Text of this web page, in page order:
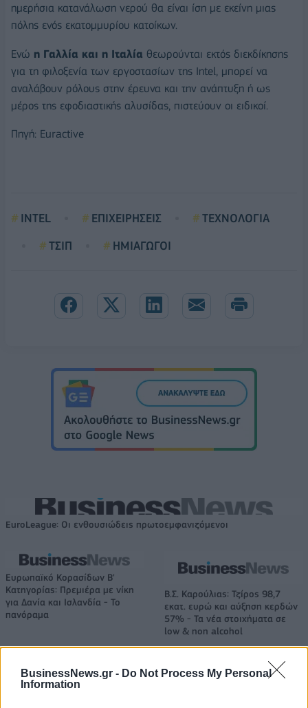
BusinessNews.gr - Do Not Process My Personal
Information
ημερήσια κατανάλωση νερού θα είναι ίση με εκείνη μιας
πόλης ενός εκατομμυρίου κατοίκων.
Ενώ η Γαλλία και η Ιταλία θεωρούνται εκτός διεκδίκησης
για τη φιλοξενία των εργοστασίων της Intel, μπορεί να
αναλάβουν ρόλους στην έρευνα και την ανάπτυξη ή ως
μέρος της εφοδιαστικής αλυσίδας, πιστεύουν οι ειδικοί.
Πηγή: Euractive
INTEL ΕΠΙΧΕΙΡΗΣΕΙΣ
ΤΕΧΝΟΛΟΓΙΑ
ΤΣΙΠ
ΗΜΙΑΓΩΓΟΙ
EuroLeague: Οι ενθουσιώδεις πρωτοεμφανιζόμενοι
Ευρωπαϊκό Κορασίδων Β'
Κατηγορίας: Πρεμιέρα με νίκη
για Δανία και Ισλανδία - Το
πανόραμα
Β.Σ. Καρούλιας: Τζίρος 98,7
εκατ. ευρώ και αύξηση κερδών
57% - Τα νέα στοιχήματα σε
low & non alcohol
Metlen: Ρεκόρ EBITDA στο α' εξάμηνο, στα 550 εκατ. ευρώ – Καθαρά